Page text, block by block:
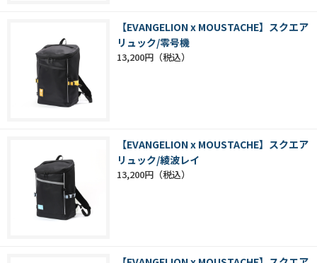
【EVANGELION x MOUSTACHE】スクエア
リュック/零号機
13,200円
【EVANGELION x MOUSTACHE】スクエア
リュック/綾波レイ
13,200円